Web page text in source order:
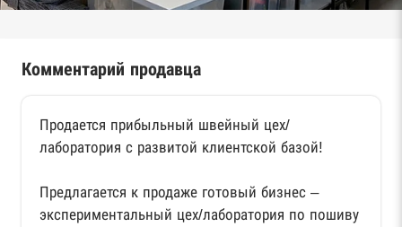
Комментарий продавца
Продается прибыльный швейный цех/
лаборатория с развитой клиентской базой!
Предлагается к продаже готовый бизнес –
экспериментальный цех/лаборатория по пошиву